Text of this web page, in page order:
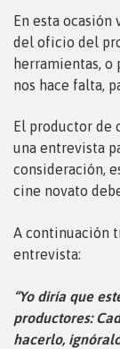
En esta ocasión
del oficio del
herramientas, o
nos hace falta,
El productor de
una entrevista
consideración,
cine novato
A continuación
entrevista:
“Yo diría que
productores:
hacerlo,